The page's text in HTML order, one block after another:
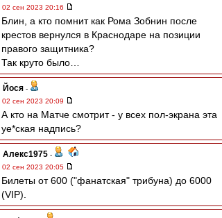
02 сен 2023 20:16
Блин, а кто помнит как Рома Зобнин после
крестов вернулся в Краснодаре на позиции
правого защитника?
Так круто было…
Йося -
02 сен 2023 20:09
А кто на Матче смотрит - у всех пол-экрана эта
уе*ская надпись?
Алекс1975 -
02 сен 2023 20:05
Билеты от 600 ("фанатская" трибуна) до 6000
(VIP).